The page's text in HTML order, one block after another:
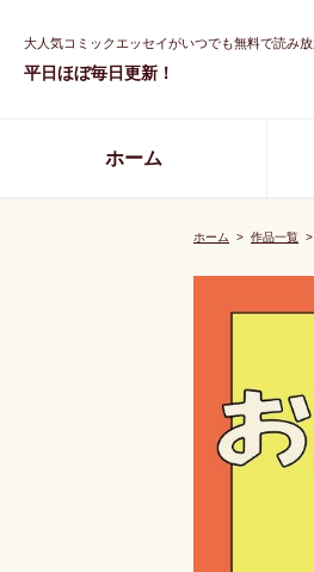
大人気コミックエッセイがいつでも無料で読み放
平日ほぼ毎日更新！
ホーム
ホーム > 作品一覧 >